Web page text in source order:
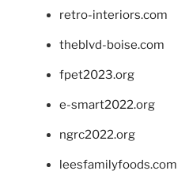
retro-interiors.com
theblvd-boise.com
fpet2023.org
e-smart2022.org
ngrc2022.org
leesfamilyfoods.com